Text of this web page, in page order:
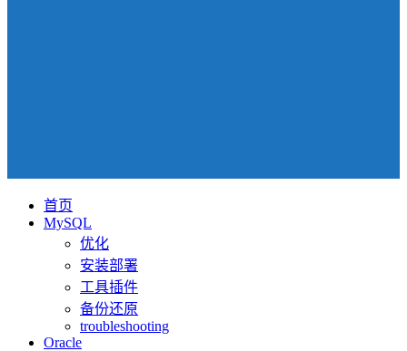
首页
MySQL
优化
安装部署
工具插件
备份还原
troubleshooting
Oracle